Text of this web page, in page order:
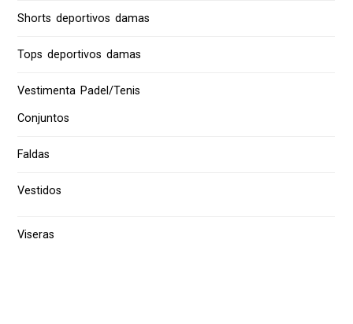
Shorts deportivos damas
Tops deportivos damas
Vestimenta Padel/Tenis
Conjuntos
Faldas
Vestidos
Viseras